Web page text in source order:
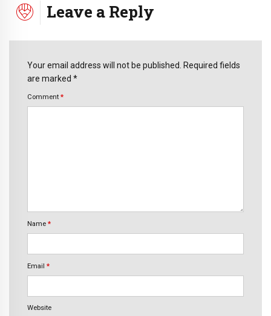
Leave a Reply
Your email address will not be published. Required fields
are marked *
Comment *
Name *
Email *
Website